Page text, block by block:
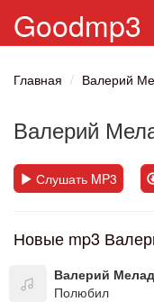
Goodmp3
Главная Валерий
Валерий
Слушать MP3
Новые mp3
Валерий
Полюбил